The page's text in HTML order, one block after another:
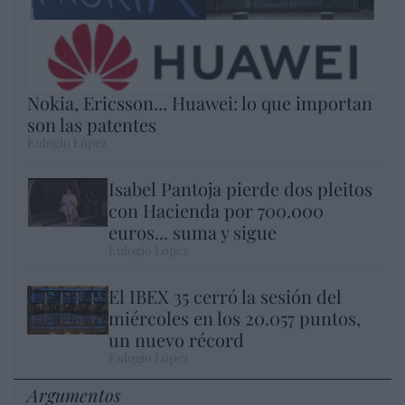
Nokia, Ericsson... Huawei: lo que importan
son las patentes
Isabel Pantoja pierde dos pleitos
con Hacienda por 700.000
euros... suma y sigue
El IBEX 35 cerró la sesión del
miércoles en los 20.057 puntos,
un nuevo récord
Argumentos